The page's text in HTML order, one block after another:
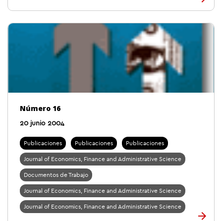
Número 16
20 junio 2004
Publicaciones Publicaciones Publicaciones
Journal of Economics, Finance and Administrative Science
Documentos de Trabajo
Journal of Economics, Finance and Administrative Science
Journal of Economics, Finance and Administrative Science